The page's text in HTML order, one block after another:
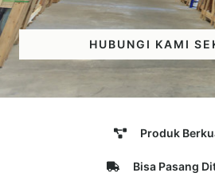
HUBUNGI KAMI
Produk
Bisa Pasang